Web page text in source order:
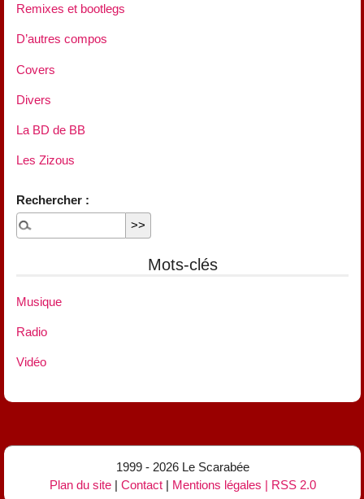
Remixes et bootlegs
D’autres compos
Covers
Divers
La BD de BB
Les Zizous
Rechercher :
Mots-clés
Musique
Radio
Vidéo
1999 - 2026 Le Scarabée
Plan du site| Contact| Mentions légales | RSS 2.0